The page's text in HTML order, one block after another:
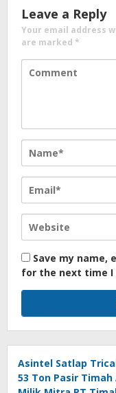
Leave a Reply
Your email address
are marked *
Save my name,
for the next time I
Asintel Satlap
53 Ton Pasir